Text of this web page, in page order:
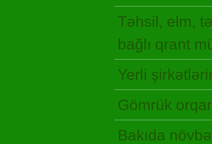
Təhsil, elm,
bağlı qrant
Yerli
Gömrük
Bakıda